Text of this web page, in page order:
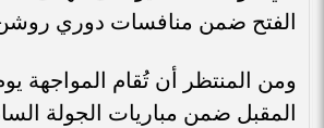
الفتح ضمن منافسات دوري
ومن المنتظر أن تُقام المواجهة
المقبل ضمن مباريات الجولة